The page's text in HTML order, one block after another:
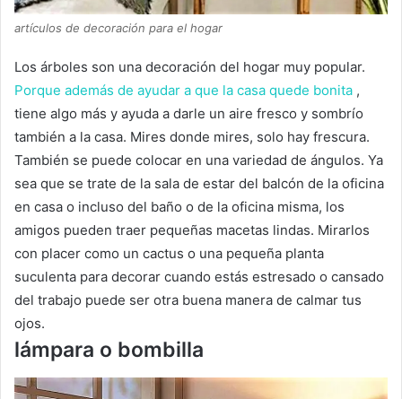
artículos de decoración para el hogar
Los árboles son una decoración del hogar muy popular.
Porque además de ayudar a que la casa quede bonita ,
tiene algo más y ayuda a darle un aire fresco y sombrío
también a la casa. Mires donde mires, solo hay frescura.
También se puede colocar en una variedad de ángulos. Ya
sea que se trate de la sala de estar del balcón de la oficina
en casa o incluso del baño o de la oficina misma, los
amigos pueden traer pequeñas macetas lindas. Mirarlos
con placer como un cactus o una pequeña planta
suculenta para decorar cuando estás estresado o cansado
del trabajo puede ser otra buena manera de calmar tus
ojos.
lámpara o bombilla